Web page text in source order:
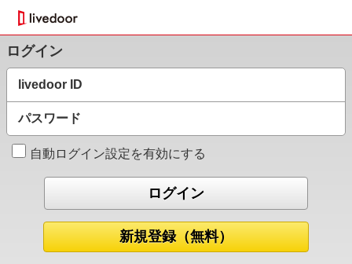
ログイン
livedoor ID
パスワード
自動ログイン設定を有効にする
新規登録（無料）